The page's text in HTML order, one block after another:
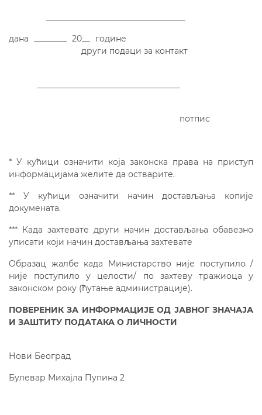
дана ________ 20__ године
други подаци за контакт
потпис
* У кућици означити која законска права на приступ
информацијама желите да остварите.
** У кућици означити начин достављања копије
докумената.
*** Када захтевате други начин достављања обавезно
уписати који начин достављања захтевате
Образац жалбе када Министарство није поступило /
није поступило у целости/ по захтеву тражиоца у
законском року (ћутање администрације).
ПОВЕРЕНИК ЗА ИНФОРМАЦИЈЕ ОД ЈАВНОГ ЗНАЧАЈА
И ЗАШТИТУ ПОДАТАКА О ЛИЧНОСТИ
Нови Београд
Булевар Михајла Пупина 2